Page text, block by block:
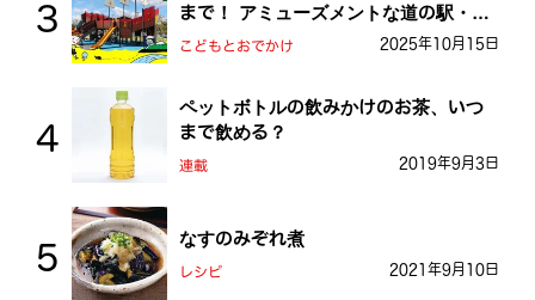
まで！ アミューズメントな道の駅・お
おとう桜街道
こどもとおでかけ 2025年10月15日
ペットボトルの飲みかけのお茶、いつ
まで飲める？
連載 2019年9月3日
なすのみぞれ煮
レシピ 2021年9月10日